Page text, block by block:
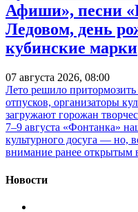
Афиши», песни
Ледовом, день
кубинские марки
07 августа 2026, 08:00
Лето решило
отпусков, организаторы
загружают горожан
7–9 августа «Фонтанка»
культурного досуга — но,
внимание ранее открытым
Новости